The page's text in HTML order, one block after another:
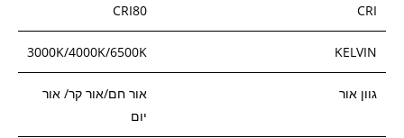
CRI
CRI80
KELVIN
3000K/4000K/6500K
גוון אור
אור חם/אור קר/ אור
יום